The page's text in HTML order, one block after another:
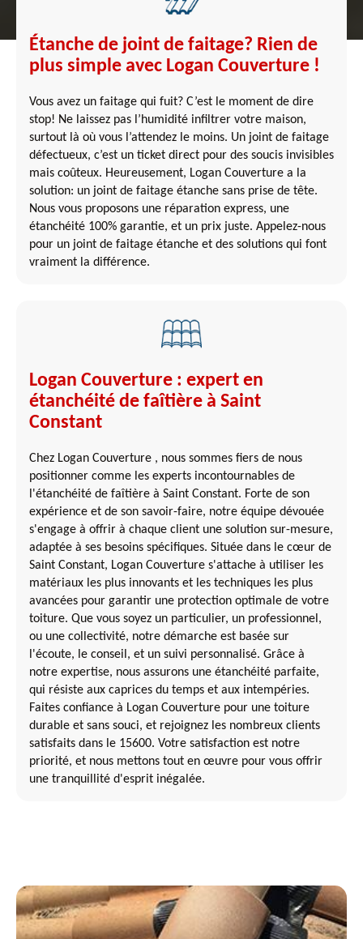
Étanche de joint de faitage? Rien de
plus simple avec Logan Couverture !
Vous avez un faitage qui fuit? C’est le moment de dire
stop! Ne laissez pas l’humidité infiltrer votre maison,
surtout là où vous l’attendez le moins. Un joint de faitage
défectueux, c’est un ticket direct pour des soucis invisibles
mais coûteux. Heureusement, Logan Couverture a la
solution: un joint de faitage étanche sans prise de tête.
Nous vous proposons une réparation express, une
étanchéité 100% garantie, et un prix juste. Appelez-nous
pour un joint de faitage étanche et des solutions qui font
vraiment la différence.
Logan Couverture : expert en
étanchéité de faîtière à Saint
Constant
Chez Logan Couverture , nous sommes fiers de nous
positionner comme les experts incontournables de
l'étanchéité de faîtière à Saint Constant. Forte de son
expérience et de son savoir-faire, notre équipe dévouée
s'engage à offrir à chaque client une solution sur-mesure,
adaptée à ses besoins spécifiques. Située dans le cœur de
Saint Constant, Logan Couverture s'attache à utiliser les
matériaux les plus innovants et les techniques les plus
avancées pour garantir une protection optimale de votre
toiture. Que vous soyez un particulier, un professionnel,
ou une collectivité, notre démarche est basée sur
l'écoute, le conseil, et un suivi personnalisé. Grâce à
notre expertise, nous assurons une étanchéité parfaite,
qui résiste aux caprices du temps et aux intempéries.
Faites confiance à Logan Couverture pour une toiture
durable et sans souci, et rejoignez les nombreux clients
satisfaits dans le 15600. Votre satisfaction est notre
priorité, et nous mettons tout en œuvre pour vous offrir
une tranquillité d'esprit inégalée.